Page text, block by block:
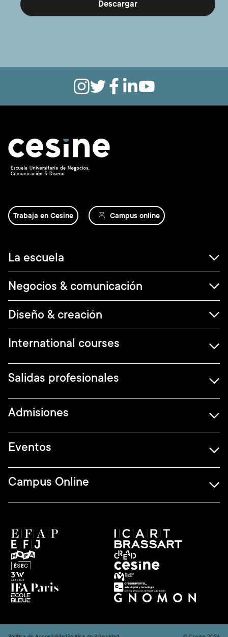
Trabaja en Cesine Campus online
Navegación
principal
La escuela
Negocios & comunicación
Diseño & creación
International courses
Salidas profesionales
Admisiones
Eventos
Campus Online